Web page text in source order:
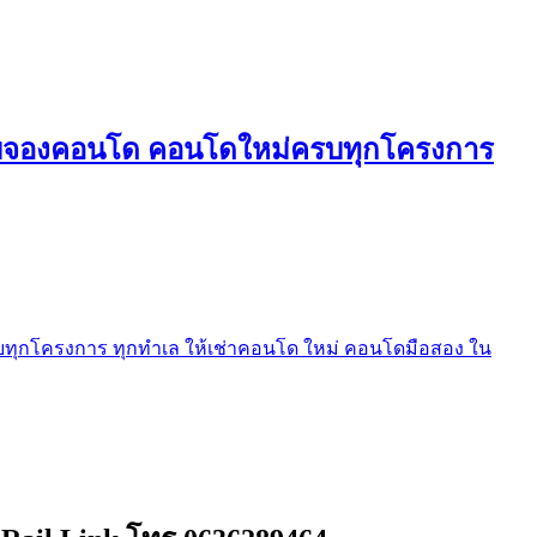
องคอนโด คอนโดใหม่ครบทุกโครงการ
โครงการ ทุกทำเล ให้เช่าคอนโด ใหม่ คอนโดมือสอง ใน